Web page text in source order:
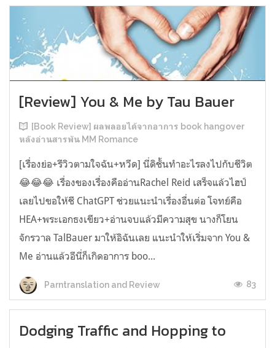
[Review] You & Me by Tau Bauer
[Book Review] ผลพลอยได้จากอาการ book hangover
หลังอ่านสารพัน MM Romance
[เรื่องย่อ+รีวิวตามใจฉัน+หวีด] นี่ดิชั้นทำอะไรลงไปกับชีวิต
😂😂😂 เรื่องของเรื่องคืออ่านRachel Reid เสร็จแล้วไฮป์
เลยไปขอให้ชี ChatGPT ช่วยแนะนำเรื่องอื่นต่อ โจทย์คือ
HEA+พระเอกธงเขียว+อ่านจบแล้วมีความสุข นางก็โยน
จักรวาล TalBauer มาให้อิฉันเลย แนะนำให้เริ่มจาก You &
Me อ่านแล้วอีนี่ก็เกิดอาการ boo...
Parntranslation and Review 83
Dodging Traffic and Hopping to